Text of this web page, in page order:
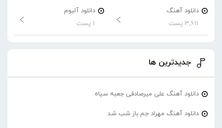
دانلود آهنگ
3,611 پست
دانلود آلبوم
1 پست
جدیدترین ها
دانلود آهنگ علی میرصادقی جعبه سیاه
دانلود آهنگ مهراد جم باز شب شد